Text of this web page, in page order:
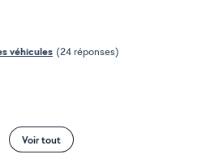
véhicules (24 réponses)
Voir tout